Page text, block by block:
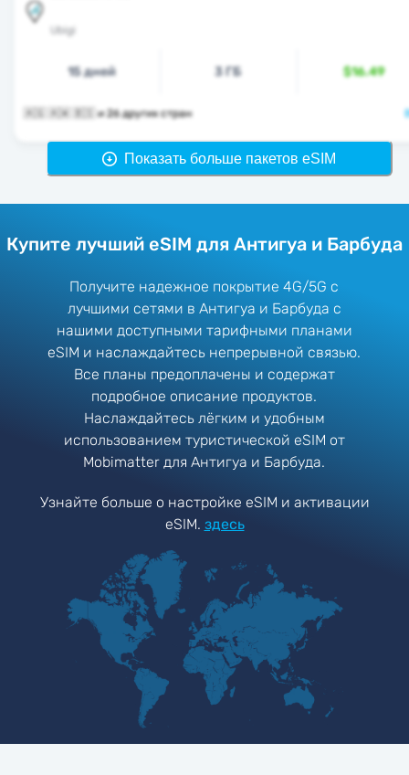
Ubigi
15 дней 3 ГБ $16.49
🇦🇬 🇦🇼 🇧🇸 и 26 других стран
Показать больше пакетов eSIM
Купите лучший eSIM для Антигуа и Барбуда
Получите надежное покрытие 4G/5G с
лучшими сетями в Антигуа и Барбуда с
нашими доступными тарифными планами
eSIM и наслаждайтесь непрерывной связью.
Все планы предоплачены и содержат
подробное описание продуктов.
Наслаждайтесь лёгким и удобным
использованием туристической eSIM от
Mobimatter для Антигуа и Барбуда.
Узнайте больше о настройке eSIM и активации
eSIM. здесь